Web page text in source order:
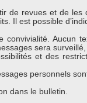
revues et de
Il est possible
Aucun
sera
et des
personnels
dans le bulletin.